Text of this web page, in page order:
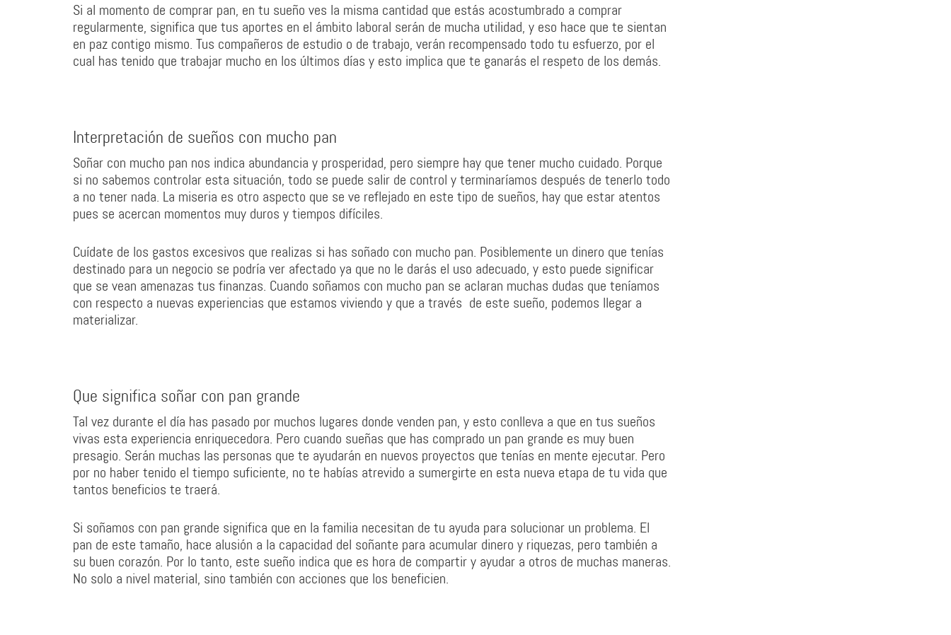
Si al momento de comprar pan, en tu sueño ves la misma cantidad que estás acostumbrado a comprar
regularmente, significa que tus aportes en el ámbito laboral serán de mucha utilidad, y eso hace que te sientan
en paz contigo mismo. Tus compañeros de estudio o de trabajo, verán recompensado todo tu esfuerzo, por el
cual has tenido que trabajar mucho en los últimos días y esto implica que te ganarás el respeto de los demás.
Interpretación de sueños con mucho pan
Soñar con mucho pan nos indica abundancia y prosperidad, pero siempre hay que tener mucho cuidado. Porque
si no sabemos controlar esta situación, todo se puede salir de control y terminaríamos después de tenerlo todo
a no tener nada. La miseria es otro aspecto que se ve reflejado en este tipo de sueños, hay que estar atentos
pues se acercan momentos muy duros y tiempos difíciles.
Cuídate de los gastos excesivos que realizas si has soñado con mucho pan. Posiblemente un dinero que tenías
destinado para un negocio se podría ver afectado ya que no le darás el uso adecuado, y esto puede significar
que se vean amenazas tus finanzas. Cuando soñamos con mucho pan se aclaran muchas dudas que teníamos
con respecto a nuevas experiencias que estamos viviendo y que a través de este sueño, podemos llegar a
materializar.
Que significa soñar con pan grande
Tal vez durante el día has pasado por muchos lugares donde venden pan, y esto conlleva a que en tus sueños
vivas esta experiencia enriquecedora. Pero cuando sueñas que has comprado un pan grande es muy buen
presagio. Serán muchas las personas que te ayudarán en nuevos proyectos que tenías en mente ejecutar. Pero
por no haber tenido el tiempo suficiente, no te habías atrevido a sumergirte en esta nueva etapa de tu vida que
tantos beneficios te traerá.
Si soñamos con pan grande significa que en la familia necesitan de tu ayuda para solucionar un problema. El
pan de este tamaño, hace alusión a la capacidad del soñante para acumular dinero y riquezas, pero también a
su buen corazón. Por lo tanto, este sueño indica que es hora de compartir y ayudar a otros de muchas maneras.
No solo a nivel material, sino también con acciones que los beneficien.